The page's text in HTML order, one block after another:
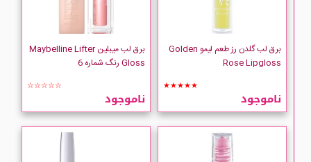
MILANI
برق لب گلدن رز طعم لیمو Golden
Rose Lipgloss
★★★★★
ناموجود
برق لب میبلین Maybelline Lifter
Gloss رنگ شماره 6
☆☆☆☆☆
ناموجود